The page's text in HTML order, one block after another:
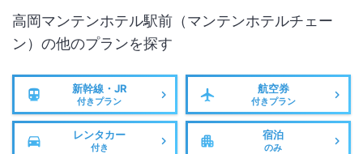
高岡マンテンホテル駅前（マンテンホテルチェー
ン） の他のプランを探す
新幹線・JR
付きプラン
航空券
付きプラン
レンタカー
付き
宿泊
のみ